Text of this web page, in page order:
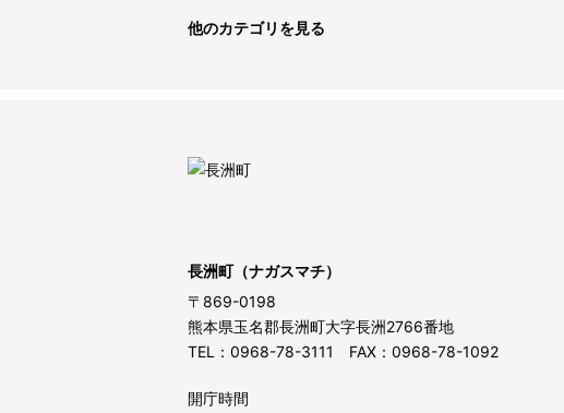
他のカテゴリを見る
長洲町（ナガスマチ）
〒869-0198
熊本県玉名郡長洲町大字長洲2766番地
TEL：0968-78-3111 FAX：0968-78-1092
開庁時間